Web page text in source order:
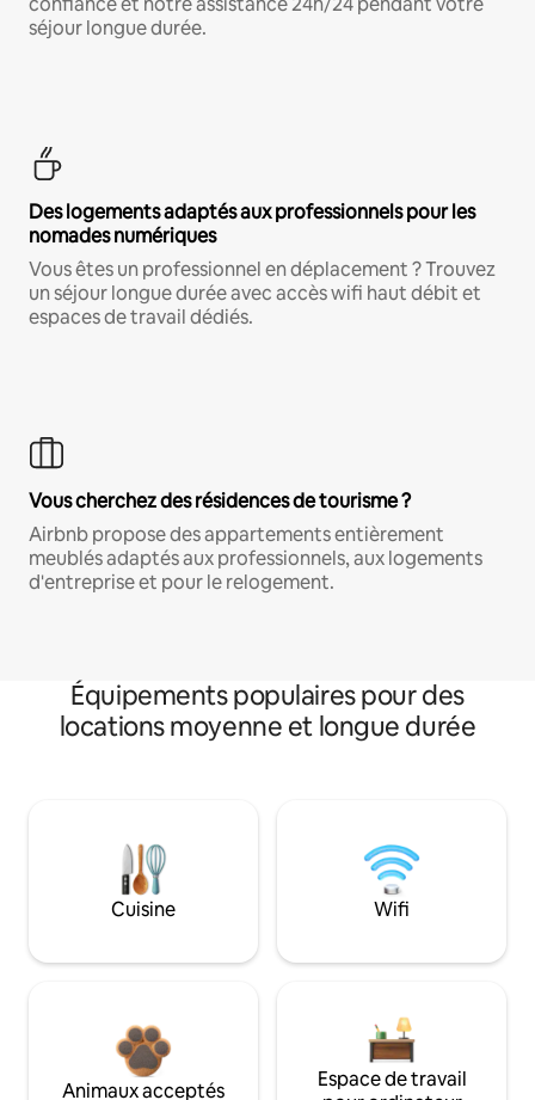
séjour longue durée.
Des logements adaptés aux professionnels pour les
nomades numériques
Vous êtes un professionnel en déplacement ? Trouvez
un séjour longue durée avec accès wifi haut débit et
espaces de travail dédiés.
Vous cherchez des résidences de tourisme ?
Airbnb propose des appartements entièrement
meublés adaptés aux professionnels, aux logements
d'entreprise et pour le relogement.
Équipements populaires pour des
locations moyenne et longue durée
Cuisine Wifi
Animaux acceptés
Espace de travail